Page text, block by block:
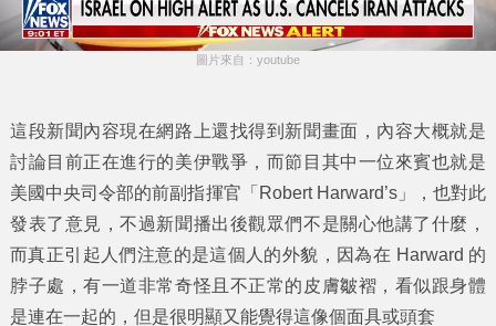
圖片來自：youtube
這段新聞內容現在網路上還找得到新聞畫面，內容大概就是
討論目前正在進行的美伊戰爭，而節目其中一位來賓也就是
美國中央司令部的前副指揮官「Robert Harward’s」，也對此
發表了意見，不過新聞播出後觀眾們不是關心他講了什麼，
而真正引起人們注意的是這個人的外貌，因為在 Harward 的
脖子處，有一道非常奇怪且不正常的皮膚皺褶，看似跟身體
是連在一起的，但是很明顯又能覺得這像個面具或頭套